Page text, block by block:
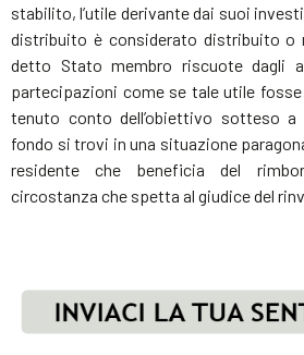
stabilito, l’utile derivante dai suoi
distribuito è considerato distribuito o
detto Stato membro riscuote dagli
partecipazioni come se tale utile
tenuto conto dell’obiettivo sotteso
fondo si trovi in una situazione
residente che beneficia del
circostanza che spetta al giudice del